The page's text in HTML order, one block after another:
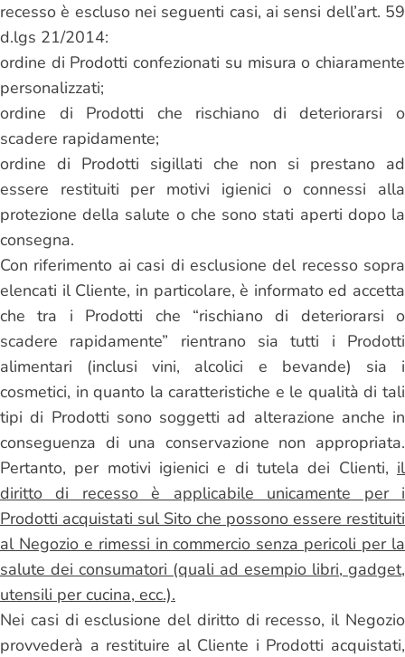
recesso è escluso nei seguenti casi, ai sensi dell’art. 59
d.lgs 21/2014:
ordine di Prodotti confezionati su misura o chiaramente
personalizzati;
ordine di Prodotti che rischiano di deteriorarsi o
scadere rapidamente;
ordine di Prodotti sigillati che non si prestano ad
essere restituiti per motivi igienici o connessi alla
protezione della salute o che sono stati aperti dopo la
consegna.
Con riferimento ai casi di esclusione del recesso sopra
elencati il Cliente, in particolare, è informato ed accetta
che tra i Prodotti che “rischiano di deteriorarsi o
scadere rapidamente” rientrano sia tutti i Prodotti
alimentari (inclusi vini, alcolici e bevande) sia i
cosmetici, in quanto la caratteristiche e le qualità di tali
tipi di Prodotti sono soggetti ad alterazione anche in
conseguenza di una conservazione non appropriata.
Pertanto, per motivi igienici e di tutela dei Clienti, il
diritto di recesso è applicabile unicamente per i
Prodotti acquistati sul Sito che possono essere restituiti
alNegozio e rimessi in commercio senza pericoli per la
salute dei consumatori (quali ad esempio libri, gadget,
utensili per cucina, ecc.).
Nei casi di esclusione del diritto di recesso, il Negozio
provvederà a restituire al Cliente i Prodotti acquistati,